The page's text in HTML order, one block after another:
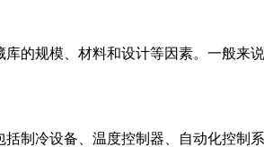
的规模、材料和设计等因素。一般来
制冷设备、温度控制器、自动化控制